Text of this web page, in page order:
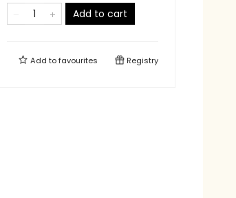
Add to cart
Add tofavourites Registry